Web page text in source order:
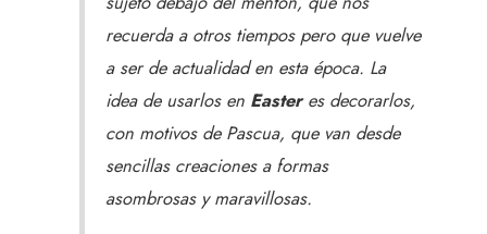
recuerda a otros tiempos pero que vuelve
a ser de actualidad en esta época. La
idea de usarlos en Easteres decorarlos,
con motivos de Pascua, que van desde
sencillas creaciones a formas
asombrosas y maravillosas.